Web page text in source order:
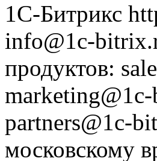
1С-Битрикс
info@1c-
продуктов:
partners@1c-
московскому